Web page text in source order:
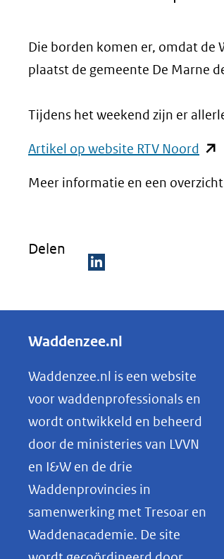
Die borden komen er, omdat de
plaatst de gemeente De Marne
Tijdens het weekend zijn er
Artikel op website RTV Noord
Meer informatie en een
Delen
e
e
n
o
p
L
k
e
d
Waddenzee.nl
Waddenzee.nl is een website
voor waddenprofessionals en
wordt ontwikkeld en beheerd
door de ministeries van LVVN
en I&W en de drie
Waddenprovincies in
samenwerking met Tresoar en
Waddenacademie. De site